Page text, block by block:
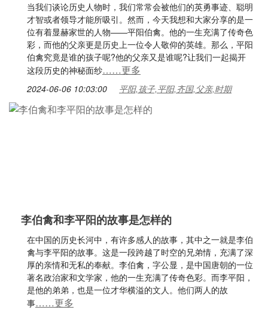
当我们谈论历史人物时，我们常常会被他们的英勇事迹、聪明
才智或者领导才能所吸引。然而，今天我想和大家分享的是一
位有着显赫家世的人物——平阳伯禽。他的一生充满了传奇色
彩，而他的父亲更是历史上一位令人敬仰的英雄。那么，平阳
伯禽究竟是谁的孩子呢?他的父亲又是谁呢?让我们一起揭开
这段历史的神秘面纱……更多
2024-06-06 10:03:00 平阳,孩子,平阳,齐国,父亲,时期
李伯禽和李平阳的故事是怎样的
在中国的历史长河中，有许多感人的故事，其中之一就是李伯
禽与李平阳的故事。这是一段跨越了时空的兄弟情，充满了深
厚的亲情和无私的奉献。李伯禽，字公显，是中国唐朝的一位
著名政治家和文学家，他的一生充满了传奇色彩。而李平阳，
是他的弟弟，也是一位才华横溢的文人。他们两人的故
事……更多